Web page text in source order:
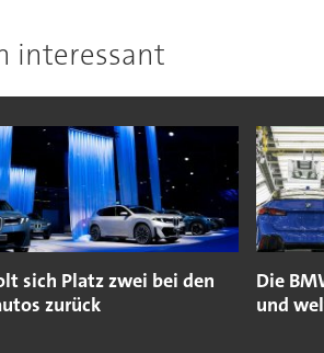
interessant
sich Platz zwei bei den
zurück
Die
und